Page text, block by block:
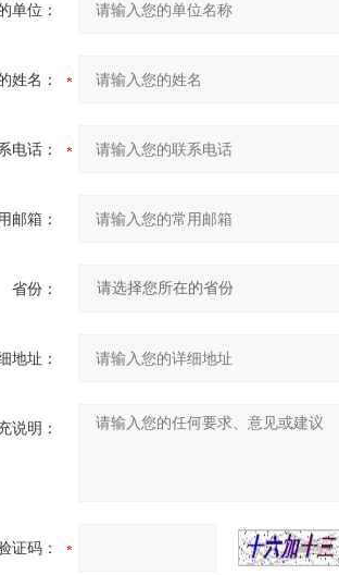
单位：
姓名：
电话：
邮箱：
省份：
地址：
说明：
证码：